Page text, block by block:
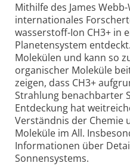
Mithilfe des James
inter­nationales
wasserstoff-Ion CH3+ in
Planetensystem
Molekülen und kann so
organischer Moleküle
zeigen, dass CH3+
Strahlung benachbarter
Entdeckung hat
Verständnis der Chemie
Moleküle im All.
Informationen über
Sonnensystems.